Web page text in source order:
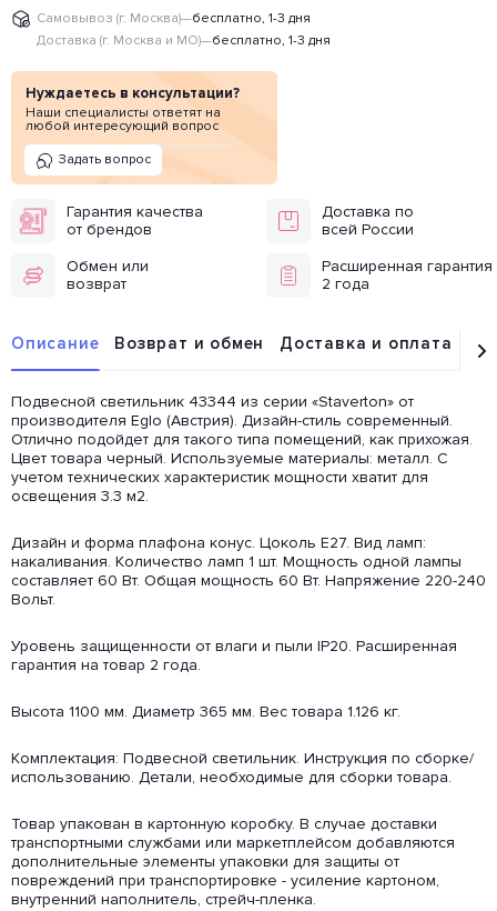
Самовывоз (г. Москва)—бесплатно, 1-3 дня
Доставка (г. Москва и МО)—бесплатно, 1-3 дня
Нуждаетесь в консультации?
Наши специалисты ответят на
любой интересующий вопрос
Задать вопрос
Гарантия качества
от брендов
Доставка по
всей России
Обмен или
возврат
Расширенная гарантия
2 года
Описание Возврат и обмен Доставка и оплата
Подвесной светильник 43344 из серии «Staverton» от
производителя Eglo (Австрия). Дизайн-стиль современный.
Отлично подойдет для такого типа помещений, как прихожая.
Цвет товара черный. Используемые материалы: металл. С
учетом технических характеристик мощности хватит для
освещения 3.3 м2.
Дизайн и форма плафона конус. Цоколь E27. Вид ламп:
накаливания. Количество ламп 1 шт. Мощность одной лампы
составляет 60 Вт. Общая мощность 60 Вт. Напряжение 220-240
Вольт.
Уровень защищенности от влаги и пыли IP20. Расширенная
гарантия на товар 2 года.
Высота 1100 мм. Диаметр 365 мм. Вес товара 1.126 кг.
Комплектация: Подвесной светильник. Инструкция по сборке/
использованию. Детали, необходимые для сборки товара.
Товар упакован в картонную коробку. В случае доставки
транспортными службами или маркетплейсом добавляются
дополнительные элементы упаковки для защиты от
повреждений при транспортировке - усиление картоном,
внутренний наполнитель, стрейч-пленка.